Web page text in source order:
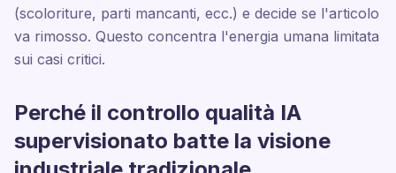
(scoloriture, parti mancanti, ecc.) e decide se l'articolo
va rimosso. Questo concentra l'energia umana limitata
sui casi critici.
Perché il controllo qualità IA
supervisionato batte la visione